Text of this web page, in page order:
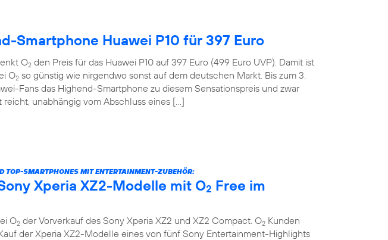
Smartphone Huawei P10 für 397 Euro
O2 den Preis für das Huawei P10 auf 397 Euro (499 Euro UVP). Damit ist
O2 so günstig wie nirgendwo sonst auf dem deutschen Markt. Bis zum 3.
Fans das Highend-Smartphone zu diesem Sensationspreis und zwar
reicht, unabhängig vom Abschluss eines […]
TOP-SMARTPHONES MIT ENTERTAINMENT-ZUBEHÖR:
Xperia XZ2-Modelle mit O2 Free im
O2 der Vorverkauf des Sony Xperia XZ2 und XZ2 Compact. O2 Kunden
der Xperia XZ2-Modelle eines von fünf Sony Entertainment-Highlights